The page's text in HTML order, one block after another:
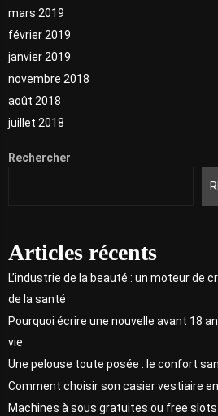
mars 2019
février 2019
janvier 2019
novembre 2018
août 2018
juillet 2018
Rechercher
Articles récents
L’industrie de la beauté : un moteur de
de la santé
Pourquoi écrire une nouvelle avant 18
vie
Une pelouse toute posée : le confort
Comment choisir son casier vestiaire
Machines à sous gratuites ou free slots